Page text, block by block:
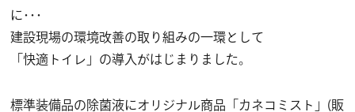
に･･･
建設現場の環境改善の取り組みの一環として
「快適トイレ」の導入がはじまりました。
標準装備品の除菌液にオリジナル商品「カネコミスト」(販